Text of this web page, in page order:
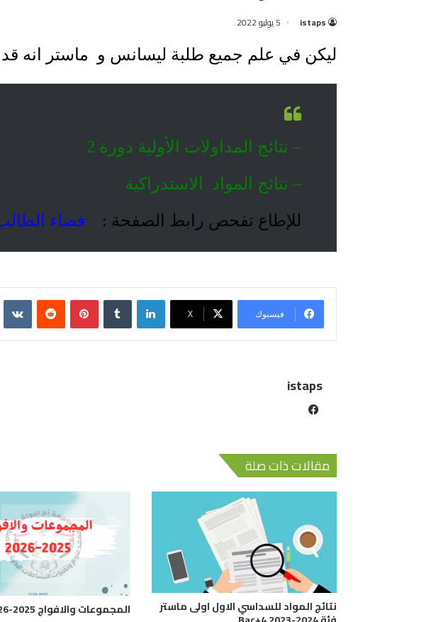
istaps 5 يوليو 2022
ليكن في علم جميع طلبة ليسانس و ماستر انه قد
– نتائج المداولات الأولية دورة 2
– نتائج المواد الاستدراكية
للإطاع تفحص رابط الصفحة :
فضاء
فيسبوك X
istaps
مقالات ذات صلة
نتائج المواد للسداسي الاول اولى ماستر المجموعات والافواج 2025-2026